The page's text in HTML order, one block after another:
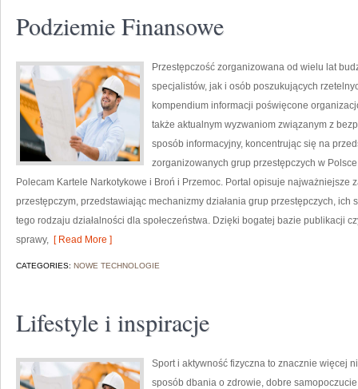
Podziemie Finansowe
Przestępczość zorganizowana od wielu lat
specjalistów, jak i osób poszukujących
kompendium informacji poświęcone
także aktualnym wyzwaniom związanym z
sposób informacyjny, koncentrując się na
zorganizowanych grup przestępczych w
Polecam Kartele Narkotykowe i Broń i Przemoc. Portal opisuje najważniejsze
przestępczym, przedstawiając mechanizmy działania grup przestępczych, ich
tego rodzaju działalności dla społeczeństwa. Dzięki bogatej bazie publikacji
sprawy, [ Read More ]
CATEGORIES: NOWE TECHNOLOGIE
Lifestyle i inspiracje
Sport i aktywność fizyczna to znacznie więcej
sposób dbania o zdrowie, dobre